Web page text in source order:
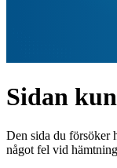
Sidan
Den sida du försöker
något fel vid